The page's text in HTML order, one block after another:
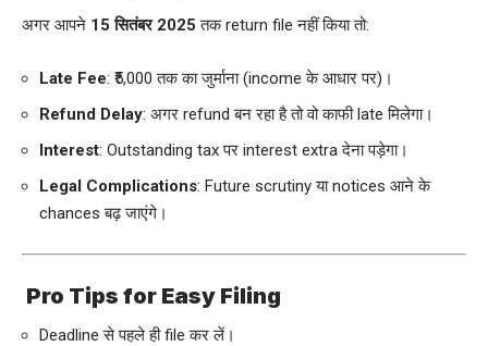
अगर आपने 15 सितंबर 2025 तक return file नहीं किया तो:
Late Fee: ₹5,000 तक का जुर्माना (income के आधार पर)।
Refund Delay: अगर refund बन रहा है तो वो काफी late मिलेगा।
Interest: Outstanding tax पर interest extra देना पड़ेगा।
Legal Complications: Future scrutiny या notices आने के
chances बढ़ जाएंगे।
Pro Tips for Easy Filing
Deadline से पहले ही file कर लें।